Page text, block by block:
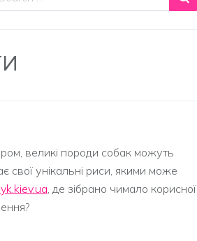
великі породи собак можуть
свої унікальні риси, якими може
, де зібрано чимало корисної